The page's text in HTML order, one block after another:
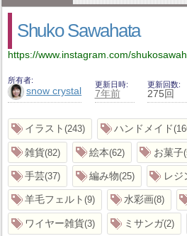
Shuko Sawahata
https://www.instagram.com/
所有者
snow crystal
更新日時
7年前
更新回数
275回
イラスト 243 ハンドメイド
雑貨 82 絵本 62 お菓子
手芸 37 編み物 25 レジ
羊毛フェルト 9 水彩画 8
ワイヤー雑貨 3 ミサンガ 2